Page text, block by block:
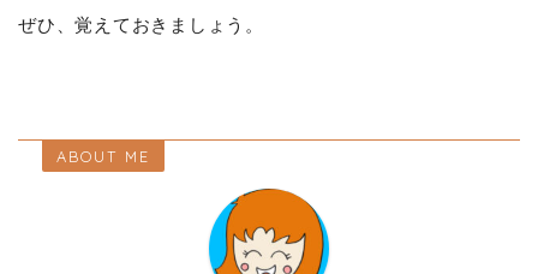
ぜひ、覚えておきましょう。
ABOUT ME